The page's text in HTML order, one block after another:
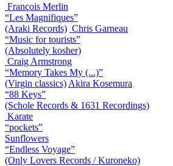
François Merlin
“Les Magnifiques”
(Araki Records) Chris Garneau
“Music for tourists”
(Absolutely kosher)
Craig Armstrong
“Memory Takes My (...)”
(Virgin classics) Akira Kosemura
“88 Keys”
(Schole Records & 1631 Recordings)
Karate
“pockets”
Sunflowers
“Endless Voyage”
(Only Lovers Records / Kuroneko)